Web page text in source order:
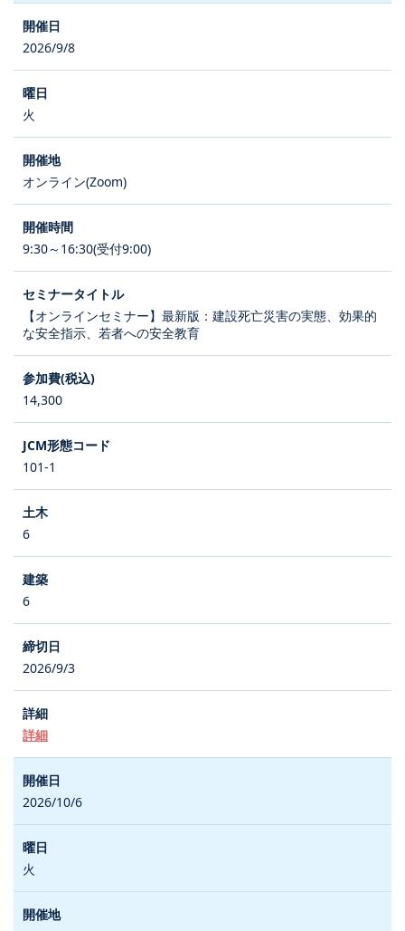
2026/9/8
火
オンライン(Zoom)
9:30～16:30(受付9:00)
【オンラインセミナー】最新版：建設死亡災害の実態、効果的
な安全指示、若者への安全教育
14,300
101-1
6
6
2026/9/3
詳細
2026/10/6
火